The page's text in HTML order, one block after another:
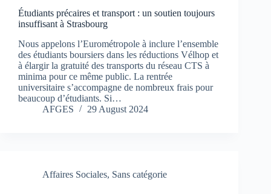
Étudiants précaires et transport : un soutien toujours
insuffisant à Strasbourg
Nous appelons l’Eurométropole à inclure l’ensemble
des étudiants boursiers dans les réductions Vélhop et
à élargir la gratuité des transports du réseau CTS à
minima pour ce même public. La rentrée
universitaire s’accompagne de nombreux frais pour
beaucoup d’étudiants. Si…
AFGES
29 August 2024
Affaires Sociales, Sans catégorie